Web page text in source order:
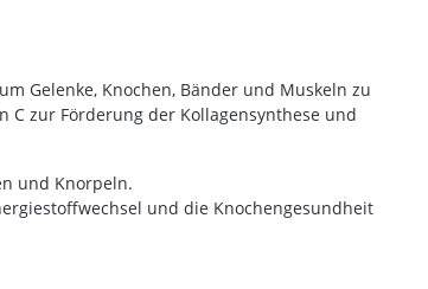
Gelenke, Knochen, Bänder und Muskeln zu
C zur Förderung der Kollagensynthese und
und Knorpeln.
und die Knochengesundheit